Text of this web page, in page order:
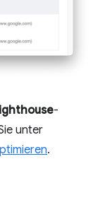
-
unter
.